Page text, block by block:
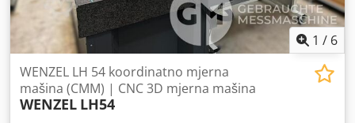
1 / 6
WENZEL LH 54 koordinatno mjerna
mašina (CMM) | CNC 3D mjerna mašina
WENZEL LH54